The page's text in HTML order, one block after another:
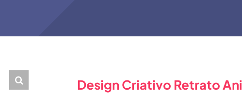
Design Criativo Retrato